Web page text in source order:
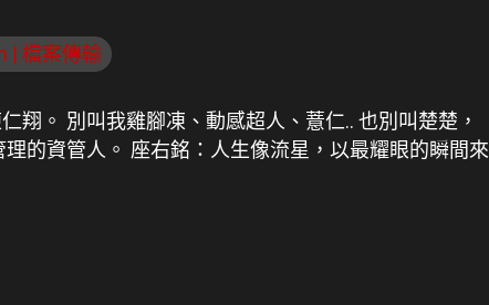
| 檔案傳輸
。 別叫我雞腳凍、動感超人、薏仁.. 也別叫楚楚，
的資管人。 座右銘：人生像流星，以最耀眼的瞬間來